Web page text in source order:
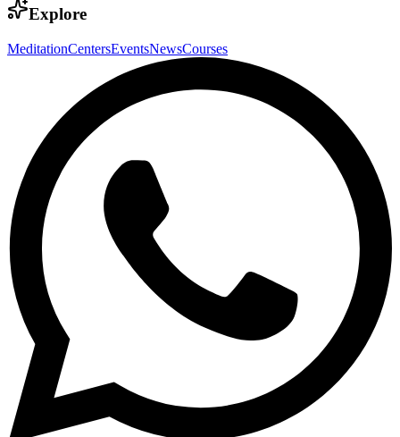
Explore
MeditationCentersEventsNewsCourses